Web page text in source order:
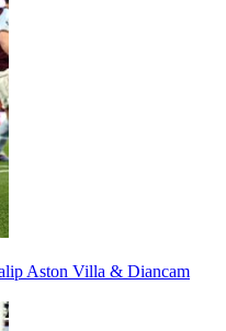
Aston Villa & Diancam